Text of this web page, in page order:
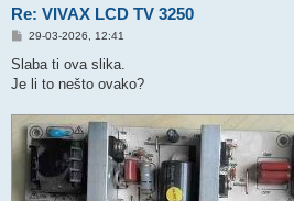
Re: VIVAX LCD TV 3250
P
s
29-03-2026, 12:41
Slaba ti ova slika.
Je li to nešto ovako?